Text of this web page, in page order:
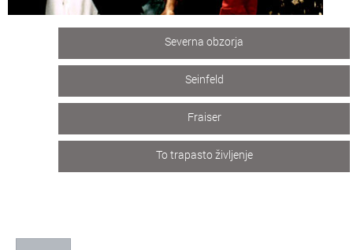
Severna obzorja
Seinfeld
Fraiser
To trapasto življenje